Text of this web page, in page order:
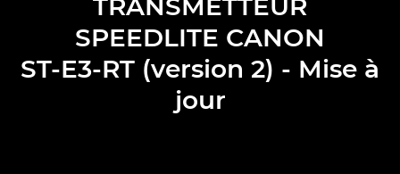
TRANSMETTEUR
SPEEDLITE CANON
ST-E3-RT (version 2) - Mise à
jour